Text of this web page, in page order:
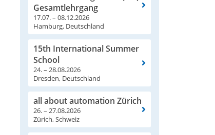
Gesamtlehrgang
17.07. – 08.12.2026
Hamburg, Deutschland
15th International Summer
School
24. – 28.08.2026
Dresden, Deutschland
all about automation Zürich
26. – 27.08.2026
Zürich, Schweiz